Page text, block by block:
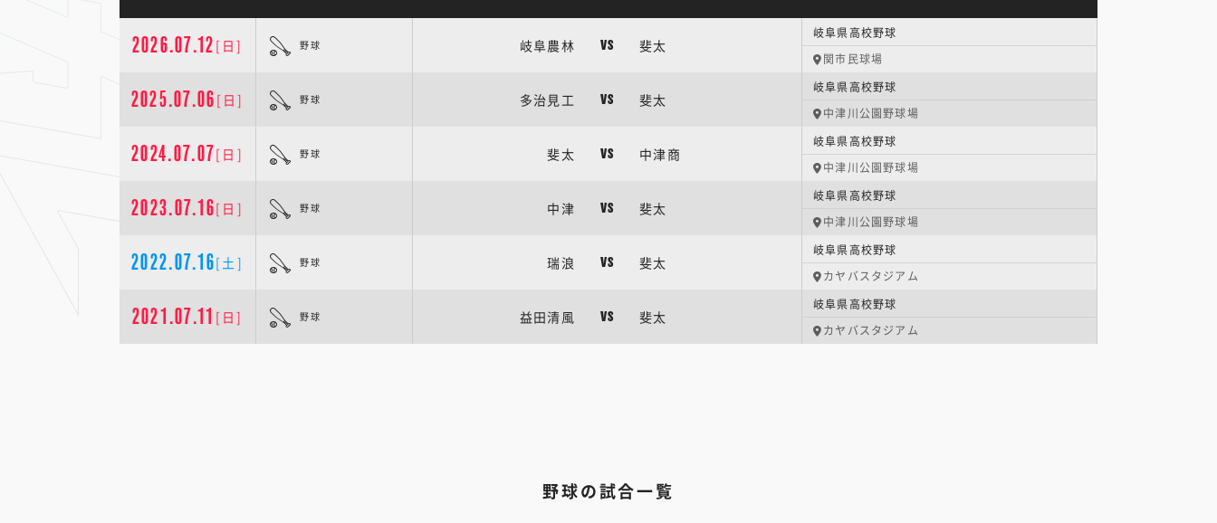
2026.07.12 [日] 野球 岐阜農林 VS 斐太
岐阜県高校野球
関市民球場
2025.07.06 [日] 野球 多治見工 VS 斐太
岐阜県高校野球
中津川公園野球場
2024.07.07[日] 野球 斐太 VS 中津商
岐阜県高校野球
中津川公園野球場
2023.07.16[日] 野球 中津 VS 斐太
岐阜県高校野球
中津川公園野球場
2022.07.16[土] 野球 瑞浪 VS 斐太
岐阜県高校野球
カヤバスタジアム
2021.07.11 [日] 野球 益田清風 VS 斐太
岐阜県高校野球
カヤバスタジアム
野球の試合一覧